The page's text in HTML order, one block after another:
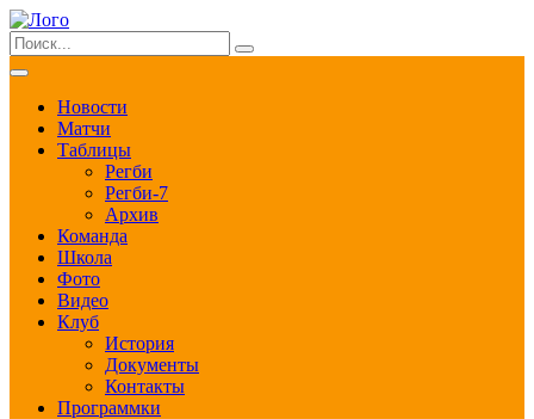
Новости
Матчи
Таблицы
Регби
Регби-7
Архив
Команда
Школа
Фото
Видео
Клуб
История
Документы
Контакты
Программки